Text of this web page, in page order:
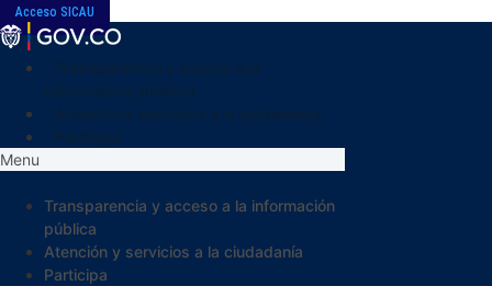
Acceso SICAU
Menu
Transparencia y acceso a la información
pública
Atención y servicios a la ciudadanía
Participa